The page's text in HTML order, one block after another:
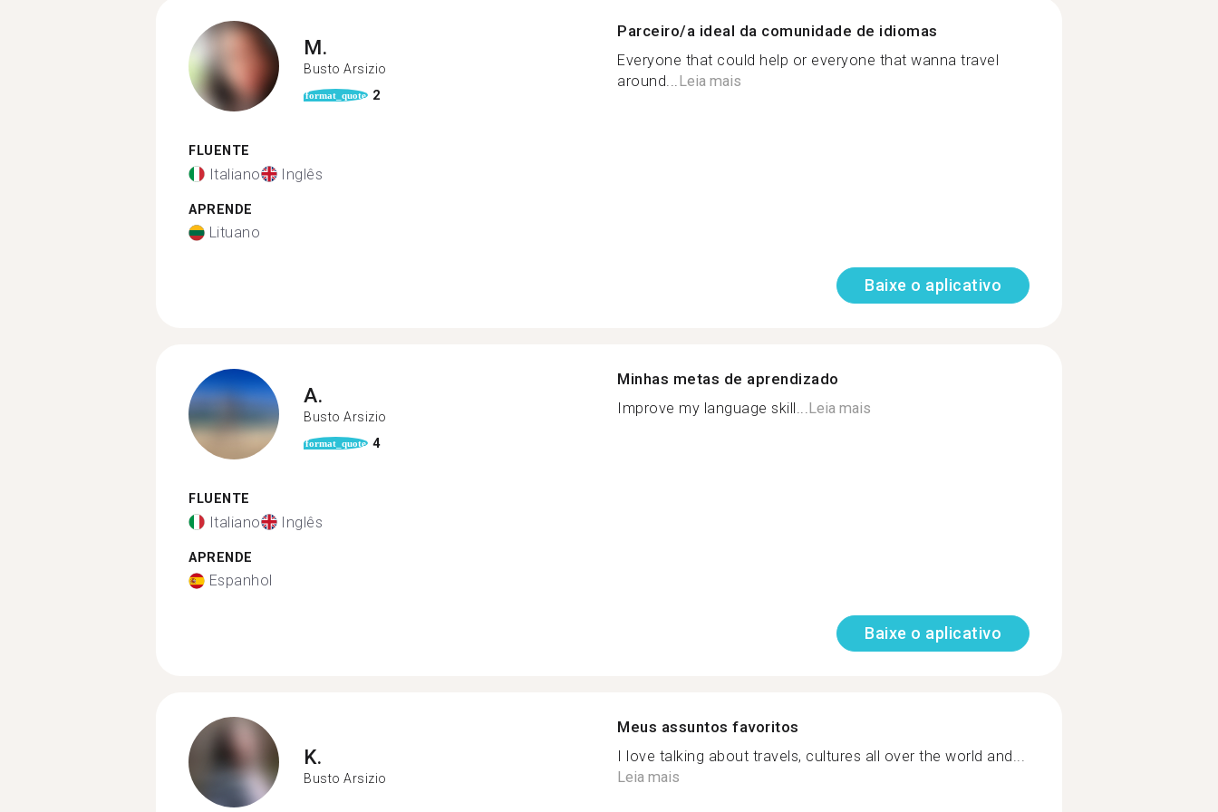
M.
Busto Arsizio
format_quote 2
FLUENTE
Italiano Inglês
APRENDE
Lituano
Parceiro/a ideal da comunidade de idiomas
Everyone that could help or everyone that wanna travel
around...Leia mais
Baixe o aplicativo
A.
Busto Arsizio
format_quote 4
FLUENTE
Italiano Inglês
APRENDE
Espanhol
Minhas metas de aprendizado
Improve my language skill...Leia mais
Baixe o aplicativo
K.
Busto Arsizio
Meus assuntos favoritos
I love talking about travels, cultures all over the world and...
Leia mais